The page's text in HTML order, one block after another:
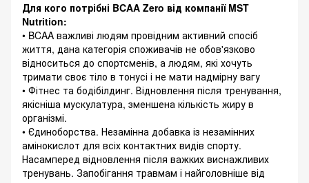
Для кого потрібні BCAA Zero від компанії MST
Nutrition:
• BCAA важливі людям провідним активний спосіб
життя, дана категорія споживачів не обов'язково
відноситься до спортсменів, а людям, які хочуть
тримати своє тіло в тонусі і не мати надмірну вагу
• Фітнес та бодібілдинг. Відновлення після тренування,
якісніша мускулатура, зменшена кількість жиру в
організмі.
• Єдиноборства. Незамінна добавка із незамінних
амінокислот для всіх контактних видів спорту.
Насамперед відновлення після важких виснажливих
тренувань. Запобігання травмам і найголовніше від